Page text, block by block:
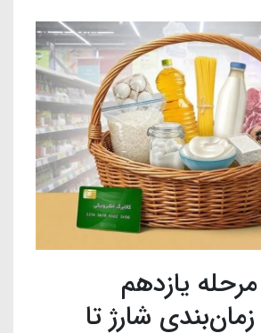
یازدهم
زمان‌بندی شارژ تا